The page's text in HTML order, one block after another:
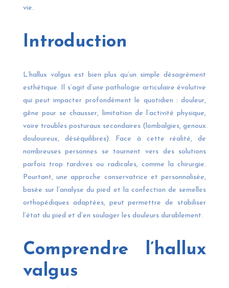
vie.
Introduction
L’hallux valgus est bien plus qu’un simple désagrément
esthétique. Il s’agit d’une pathologie articulaire évolutive
qui peut impacter profondément le quotidien : douleur,
gêne pour se chausser, limitation de l’activité physique,
voire troubles posturaux secondaires (lombalgies, genoux
douloureux, déséquilibres). Face à cette réalité, de
nombreuses personnes se tournent vers des solutions
parfois trop tardives ou radicales, comme la chirurgie.
Pourtant, une approche conservatrice et personnalisée,
basée sur l’analyse du pied et la confection de semelles
orthopédiques adaptées, peut permettre de stabiliser
l’état du pied et d’en soulager les douleurs durablement.
Comprendre l’hallux
valgus